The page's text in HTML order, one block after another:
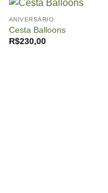
ANIVERSÁRIO
Cesta Balloons
R$230,00